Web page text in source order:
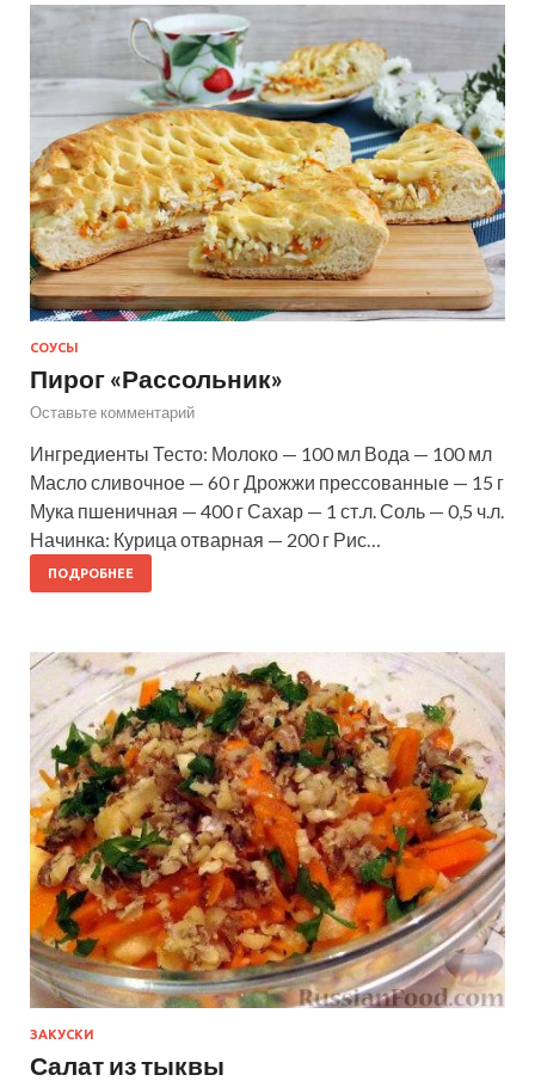
СОУСЫ
Пирог «Рассольник»
Оставьте комментарий
Ингредиенты Тесто: Молоко — 100 мл Вода — 100 мл
Масло сливочное — 60 г Дрожжи прессованные — 15 г
Мука пшеничная — 400 г Сахар — 1 ст.л. Соль — 0,5 ч.л.
Начинка: Курица отварная — 200 г Рис…
ПОДРОБНЕЕ
ЗАКУСКИ
Салат из тыквы